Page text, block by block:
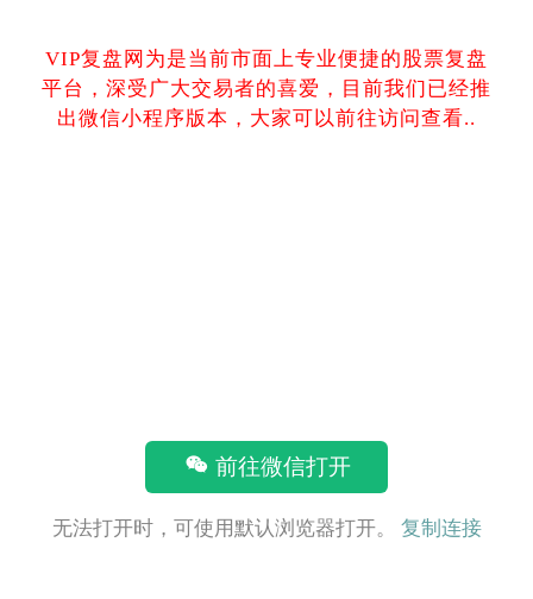
VIP复盘网为是当前市面上专业便捷的股票复盘
平台，深受广大交易者的喜爱，目前我们已经推
出微信小程序版本，大家可以前往访问查看..
前往微信打开
无法打开时，可使用默认浏览器打开。 复制连接